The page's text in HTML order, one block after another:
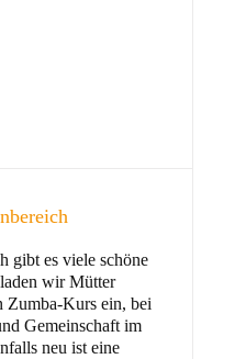
gibt es viele schöne
wir Mütter
Zumba-Kurs ein, bei
Gemeinschaft im
neu ist eine